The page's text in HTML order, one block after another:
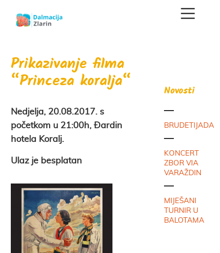
Prikazivanje filma
“Princeza koralja“
Nedjelja, 20.08.2017. s
početkom u 21:00h, Đardin
hotela Koralj.
Ulaz je besplatan
Novosti
BRUDETIJADA
KONCERT
ZBOR VIA
VARAŽDIN
MIJEŠANI
TURNIR U
BALOTAMA